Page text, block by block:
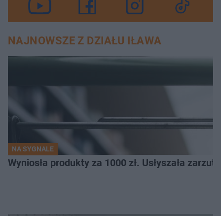
NAJNOWSZE Z DZIAŁU IŁAWA
NA SYGNALE
Wyniosła produkty za 1000 zł. Usłyszała zarzuty